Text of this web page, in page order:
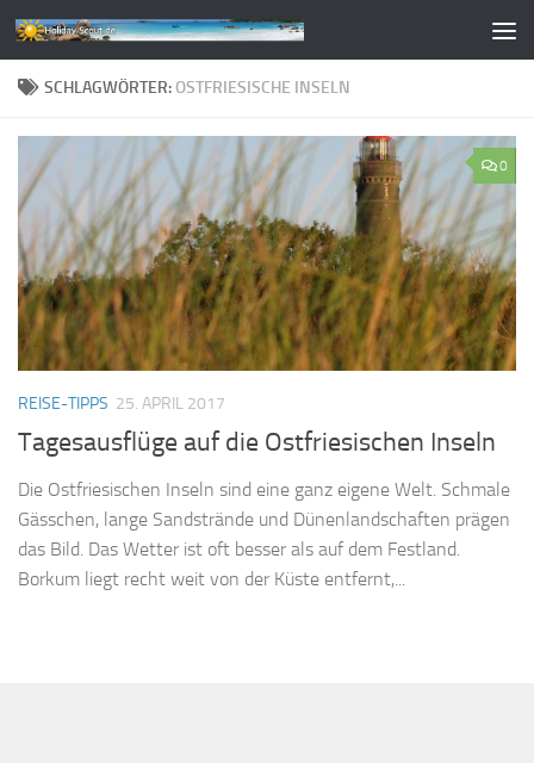
Zum Inhalt springen
SCHLAGWÖRTER:OSTFRIESISCHE INSELN
0
REISE-TIPPS 25. APRIL 2017
Tagesausflüge auf die Ostfriesischen Inseln
Die Ostfriesischen Inseln sind eine ganz eigene Welt. Schmale
Gässchen, lange Sandstrände und Dünenlandschaften prägen
das Bild. Das Wetter ist oft besser als auf dem Festland.
Borkum liegt recht weit von der Küste entfernt,...